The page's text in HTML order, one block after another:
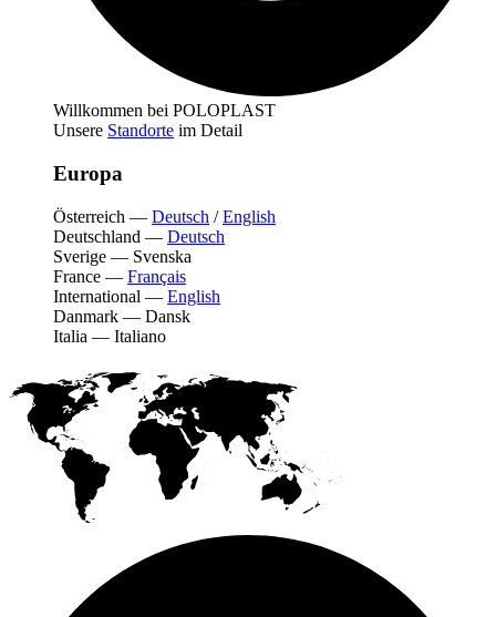
Willkommen bei POLOPLAST
Unsere Standorte im Detail
Europa
Österreich — Deutsch /English
Deutschland — Deutsch
Sverige — Svenska
France — Français
International — English
Danmark — Dansk
Italia — Italiano